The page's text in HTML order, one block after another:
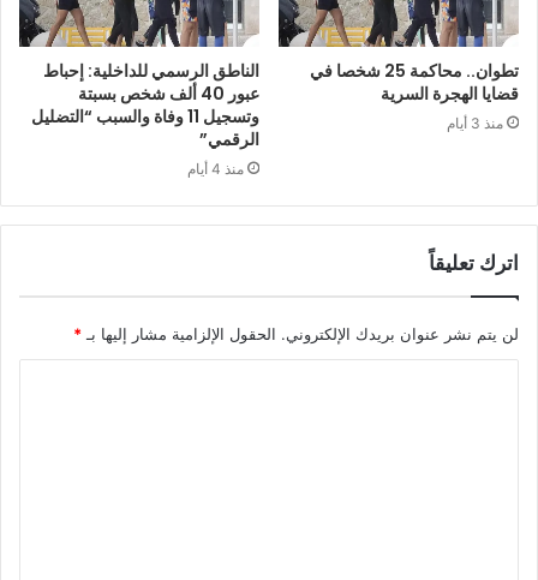
تطوان.. محاكمة 25 شخصا في
قضايا الهجرة السرية
منذ 3 أيام
الناطق الرسمي للداخلية: إحباط
عبور 40 ألف شخص بسبتة
وتسجيل 11 وفاة والسبب “التضليل
الرقمي”
منذ 4 أيام
اترك تعليقاً
لن يتم نشر عنوان بريدك الإلكتروني. الحقول الإلزامية مشار إليها بـ *